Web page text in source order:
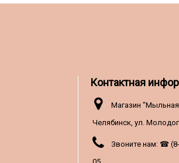
Контактная
Магазин "Мыльная
Челябинск, ул.
Звоните нам: ☎ (8-